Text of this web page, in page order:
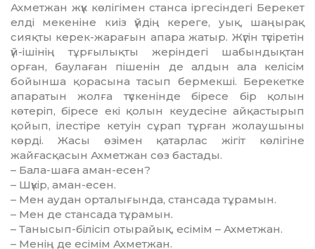
Ахметжан жүк көлігімен станса іргесіндегі Берекет
елді мекеніне киіз үйдің кереге, уық, шаңырақ
сияқты керек-жарағын апара жатыр. Жүгін түсіретін
үй-ішінің тұрғылықты жеріндегі шабындықтан
орған, баулаған пішенін де алдын ала келісім
бойынша қорасына тасып бермекші. Берекетке
апаратын жолға түскенінде біресе бір қолын
көтеріп, біресе екі қолын кеудесіне ай­қастырып
қойып, ілестіре кетуін сұрап тұрған жолаушыны
көрді. Жасы өзімен қатарлас жігіт көлігіне
жайғасқасын Ахметжан сөз бастады.
– Бала-шаға аман-есен?
– Шүкір, аман-есен.
– Мен аудан орталығында, стансада тұрамын.
– Мен де стансада тұрамын.
– Танысып-білісіп отырайық, есімім – Ахметжан.
– Менің де есімім Ахметжан.